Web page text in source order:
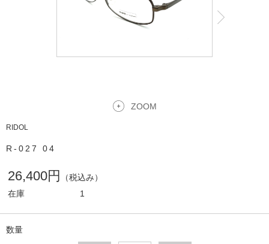
ZOOM
RIDOL
R-027 04
26,400円
（税込み）
在庫
1
数量